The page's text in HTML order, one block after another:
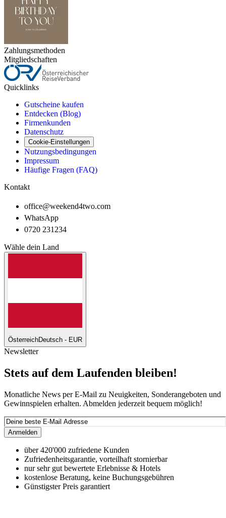
Zahlungsmethoden
Mitgliedschaften
Quicklinks
Gutscheine kaufen
Entdecken (Blog)
Firmenkunden
Datenschutz
Cookie-Einstellungen
Nutzungsbedingungen
Impressum
Häufige Fragen (FAQ)
Kontakt
office@weekend4two.com
WhatsApp
0720 231234
Wähle dein Land
ÖsterreichDeutsch - EUR
Newsletter
Stets auf dem Laufenden bleiben!
Monatliche News per E-Mail zu Neuigkeiten, Sonderangeboten und
Gewinnspielen erhalten. Abmelden jederzeit bequem möglich!
Anmelden
über 420'000 zufriedene Kunden
Zufriedenheitsgarantie, vorteilhaft stornierbar
nur sehr gut bewertete Erlebnisse & Hotels
kostenlose Beratung, keine Buchungsgebühren
Günstigster Preis garantiert